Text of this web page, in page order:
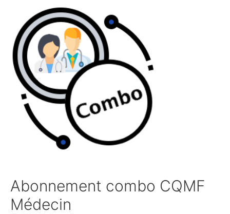
Abonnement combo CQMF
Médecin